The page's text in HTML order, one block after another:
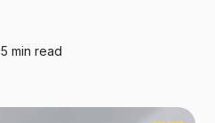
5 min read